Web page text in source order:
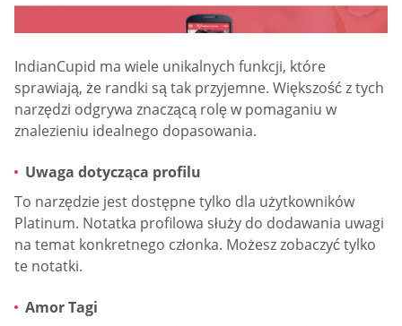
IndianCupid ma wiele unikalnych funkcji, które
sprawiają, że randki są tak przyjemne. Większość z tych
narzędzi odgrywa znaczącą rolę w pomaganiu w
znalezieniu idealnego dopasowania.
Uwaga dotycząca profilu
To narzędzie jest dostępne tylko dla użytkowników
Platinum. Notatka profilowa służy do dodawania uwagi
na temat konkretnego członka. Możesz zobaczyć tylko
te notatki.
Amor Tagi